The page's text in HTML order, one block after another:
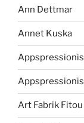
Ann Dettmar
Annet Kuska
Art Fabrik Fitou